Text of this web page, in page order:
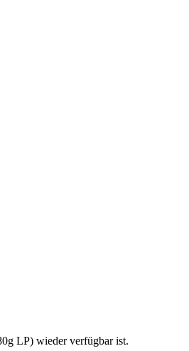
LP) wieder verfügbar ist.